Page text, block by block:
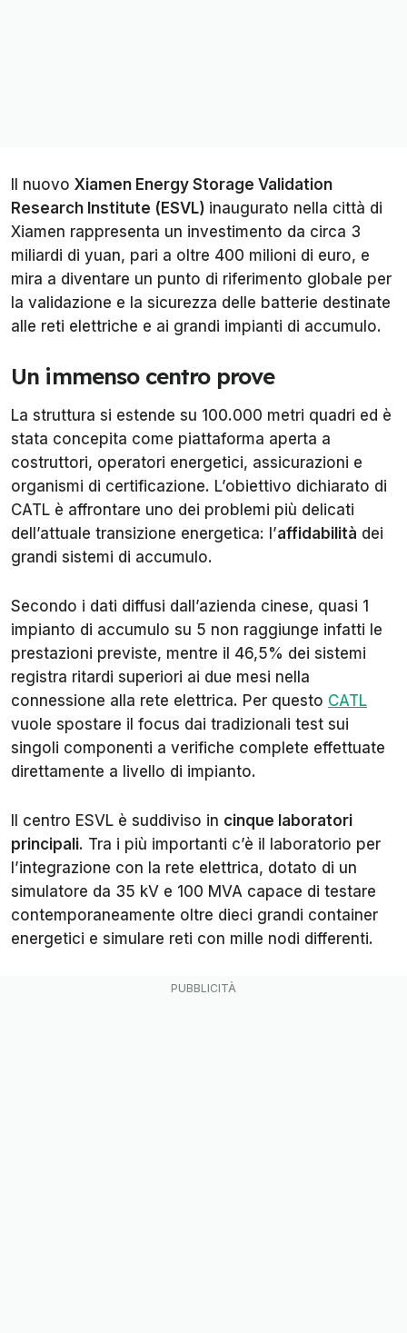
Il nuovo Xiamen Energy Storage Validation
Research Institute (ESVL) inaugurato nella città di
Xiamen rappresenta un investimento da circa 3
miliardi di yuan, pari a oltre 400 milioni di euro, e
mira a diventare un punto di riferimento globale per
la validazione e la sicurezza delle batterie destinate
alle reti elettriche e ai grandi impianti di accumulo.
Un immenso centro prove
La struttura si estende su 100.000 metri quadri ed è
stata concepita come piattaforma aperta a
costruttori, operatori energetici, assicurazioni e
organismi di certificazione. L’obiettivo dichiarato di
CATL è affrontare uno dei problemi più delicati
dell’attuale transizione energetica: l’affidabilità dei
grandi sistemi di accumulo.
Secondo i dati diffusi dall’azienda cinese, quasi 1
impianto di accumulo su 5 non raggiunge infatti le
prestazioni previste, mentre il 46,5% dei sistemi
registra ritardi superiori ai due mesi nella
connessione alla rete elettrica. Per questo CATL
vuole spostare il focus dai tradizionali test sui
singoli componenti a verifiche complete effettuate
direttamente a livello di impianto.
Il centro ESVL è suddiviso in cinque laboratori
principali. Tra i più importanti c’è il laboratorio per
l’integrazione con la rete elettrica, dotato di un
simulatore da 35 kV e 100 MVA capace di testare
contemporaneamente oltre dieci grandi container
energetici e simulare reti con mille nodi differenti.